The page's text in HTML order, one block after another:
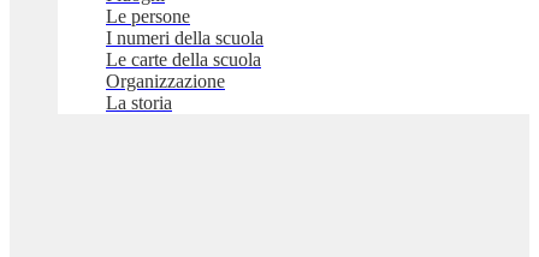
Le persone
I numeri della scuola
Le carte della scuola
Organizzazione
La storia